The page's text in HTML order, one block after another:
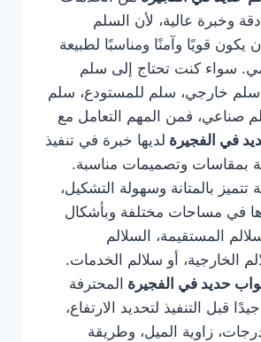
وخبرة عالية، لأن السلم
يكون قويًا وآمنًا ومناسبًا لطبيعة
سواء كنت تحتاج إلى سلم
سلم خارجي، سلم للمستودع، سلم
صناعي، فمن المهم التعامل مع
في الفجيرة لديها خبرة في تنفيذ
بمقاسات وتصميمات مناسبة.
تتميز بالمتانة وسهولة التشكيل،
في مساحات مختلفة وبأشكال
المستقيمة، السلالم
الخارجية، أو سلالم الخدمات.
حديد في الفجيرة المحترفة
قبل التنفيذ لتحديد الارتفاع،
زاوية الميل، وطريقة